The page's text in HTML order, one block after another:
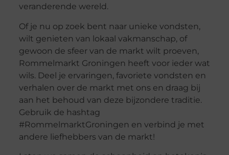
veranderende wereld.
Of je nu op zoek bent naar unieke vondsten,
wilt genieten van lokaal vakmanschap, of
gewoon de sfeer van de markt wilt proeven,
Rommelmarkt Groningen heeft voor ieder wat
wils. Deel je ervaringen, favoriete vondsten en
verhalen over de markt met ons en draag bij
aan het behoud van deze bijzondere traditie.
Gebruik de hashtag
#RommelmarktGroningen en verbind je met
andere liefhebbers van de markt!